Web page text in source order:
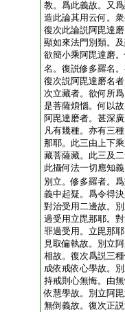
教。爲此義故。又
造此論其用云何。
復次此論説阿毘達
顯如來法門別類。
欲簡小乘阿毘達磨
名。復説修多羅名
復次説阿毘達磨名
次立藏者。欲何所
是菩薩煩惱。何以
阿毘達磨者。甚深
凡有幾種。亦有三
那耶。此三由上下
藏菩薩藏。此三及
此攝何法一切應知
別立。修多羅者。
義中起疑。爲令得
對治受用二邊故。
過受用立毘那耶。
罪過受用。立毘那
見取偏執故。別立
相故。復次爲説三
成依戒依心學故。
持戒則心無悔。由
依慧學故。別立阿
無倒義故。復次正